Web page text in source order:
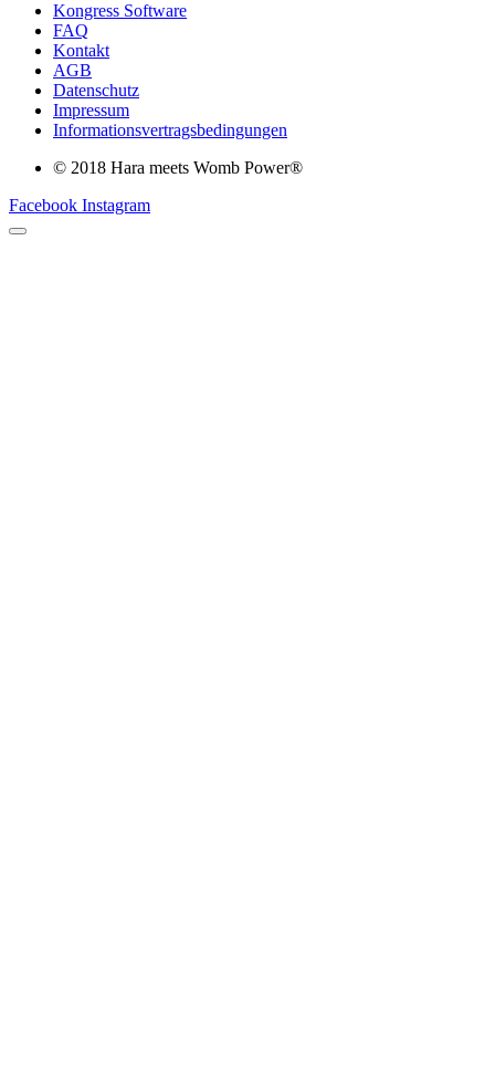
Kongress Software
FAQ
Kontakt
AGB
Datenschutz
Impressum
Informationsvertragsbedingungen
© 2018 Hara meets Womb Power®
Facebook Instagram